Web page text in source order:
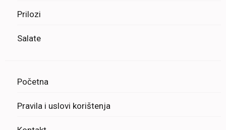
Prilozi
Salate
Početna
Pravila i uslovi korištenja